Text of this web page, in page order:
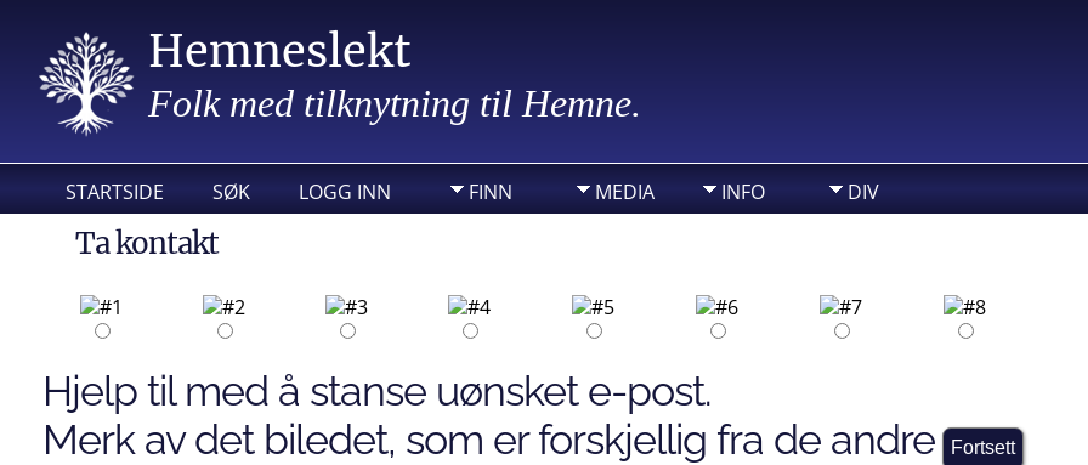
Hemneslekt
Folk med tilknytning til Hemne.
STARTSIDE SØK LOGG INN FINN MEDIA INFO DIV
Ta kontakt
Hjelp til med å stanse uønsket e-post.
Merk av det biledet, som er forskjellig fra de andre